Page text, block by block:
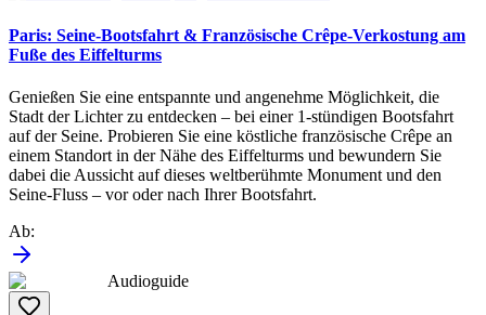
Paris: Seine-Bootsfahrt & Französische Crêpe-Verkostung am
Fuße des Eiffelturms
Genießen Sie eine entspannte und angenehme Möglichkeit, die
Stadt der Lichter zu entdecken – bei einer 1-stündigen Bootsfahrt
auf der Seine. Probieren Sie eine köstliche französische Crêpe an
einem Standort in der Nähe des Eiffelturms und bewundern Sie
dabei die Aussicht auf dieses weltberühmte Monument und den
Seine-Fluss – vor oder nach Ihrer Bootsfahrt.
Ab:
Audioguide